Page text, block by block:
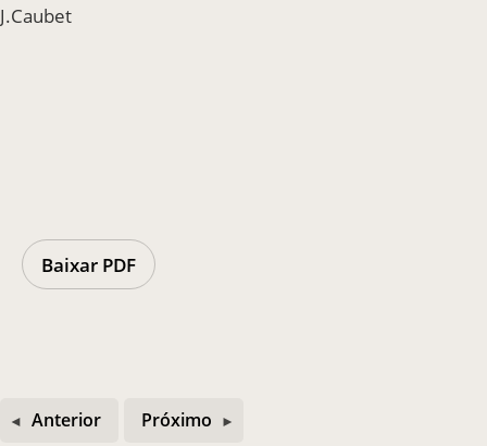
MAM Bahia 360º
J.Caubet
Baixar PDF
Anterior Próximo